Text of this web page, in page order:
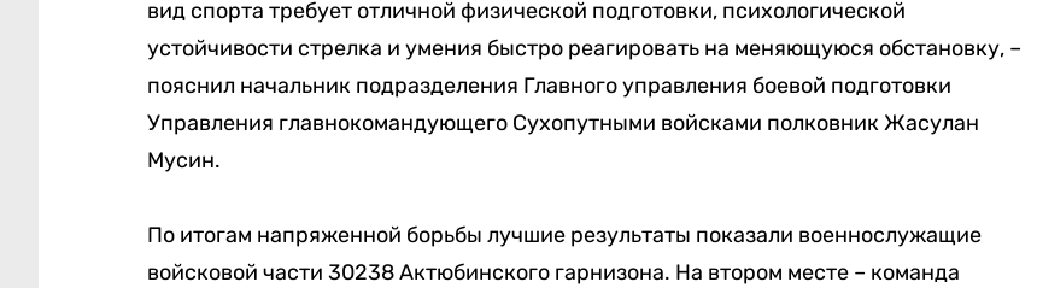
вид спорта требует отличной физической подготовки, психологической
устойчивости стрелка и умения быстро реагировать на меняющуюся обстановку, –
пояснил начальник подразделения Главного управления боевой подготовки
Управления главнокомандующего Сухопутными войсками полковник Жасулан
Мусин.
По итогам напряженной борьбы лучшие результаты показали военнослужащие
войсковой части 30238 Актюбинского гарнизона. На втором месте – команда